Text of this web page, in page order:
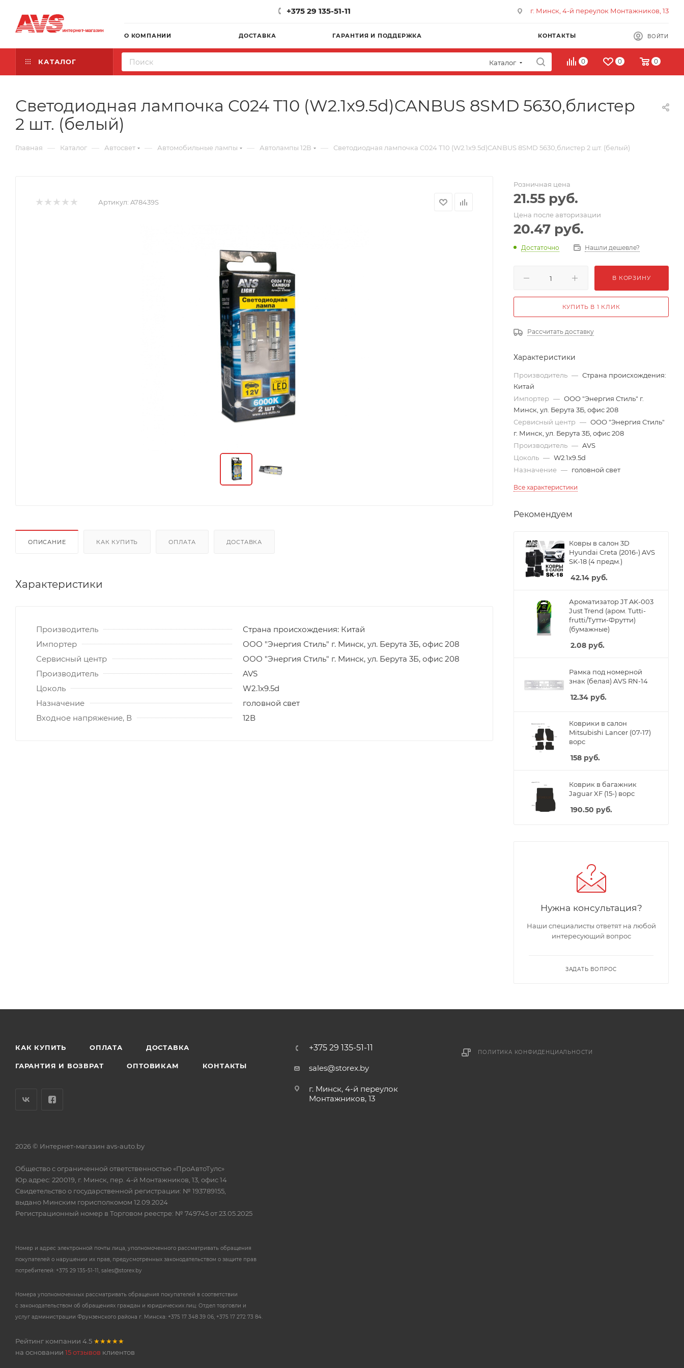
+375 29 135-51-11 г. Минск, 4-й переулок Монтажников, 13
О КОМПАНИИ ДОСТАВКА ГАРАНТИЯ И ПОДДЕРЖКА КОНТАКТЫ ВОЙТИ
КАТАЛОГ Каталог 0 0 0
Светодиодная лампочка C024 T10 (W2.1x9.5d)CANBUS 8SMD 5630,блистер
2 шт. (белый)
Главная — Каталог — Автосвет — Автомобильные лампы — Автолампы 12В — Светодиодная лампочка C024 T10 (W2.1x9.5d)CANBUS 8SMD 5630,блистер 2 шт. (белый)
Артикул: A78439S
ОПИСАНИЕ КАК КУПИТЬ ОПЛАТА ДОСТАВКА
Характеристики
Производитель
Страна происхождения: Китай
Импортер
ООО "Энергия Стиль" г. Минск, ул. Берута 3Б, офис 208
Сервисный центр
ООО "Энергия Стиль" г. Минск, ул. Берута 3Б, офис 208
Производитель
AVS
Цоколь
W2.1x9.5d
Назначение
головной свет
Входное напряжение, В
12В
Розничная цена
21.55 руб.
Цена после авторизации
20.47 руб.
Достаточно Нашли дешевле?
В КОРЗИНУ
КУПИТЬ В 1 КЛИК
Рассчитать доставку
Характеристики
Производитель — Страна происхождения:
Китай
Импортер — ООО "Энергия Стиль" г.
Минск, ул. Берута 3Б, офис 208
Сервисный центр — ООО "Энергия Стиль"
г. Минск, ул. Берута 3Б, офис 208
Производитель — AVS
Цоколь — W2.1x9.5d
Назначение — головной свет
Все характеристики
Рекомендуем
Ковры в салон 3D
Hyundai Creta (2016-) AVS
SK-18 (4 предм.)
42.14 руб.
Ароматизатор JT AK-003
Just Trend (аром. Tutti-
frutti/Тутти-Фрутти)
(бумажные)
2.08 руб.
Рамка под номерной
знак (белая) AVS RN-14
12.34 руб.
Коврики в салон
Mitsubishi Lancer (07-17)
ворс
158 руб.
Коврик в багажник
Jaguar XF (15-) ворс
190.50 руб.
Нужна консультация?
Наши специалисты ответят на любой
интересующий вопрос
ЗАДАТЬ ВОПРОС
КАК КУПИТЬ ОПЛАТА ДОСТАВКА
ГАРАНТИЯ И ВОЗВРАТ ОПТОВИКАМ КОНТАКТЫ
+375 29 135-51-11
sales@storex.by
г. Минск, 4-й переулок
Монтажников, 13
ПОЛИТИКА КОНФИДЕНЦИАЛЬНОСТИ
2026 © Интернет-магазин avs-auto.by
Общество с ограниченной ответственностью «ПроАвтоТулс»
Юр.адрес: 220019, г. Минск, пер. 4-й Монтажников, 13, офис 14
Свидетельство о государственной регистрации: № 193789155,
выдано Минским горисполкомом 12.09.2024
Регистрационный номер в Торговом реестре: № 749745 от 23.05.2025
Номер и адрес электронной почты лица, уполномоченного рассматривать обращения
покупателей о нарушении их прав, предусмотренных законодательством о защите прав
потребителей: +375 29 135-51-11, sales@storex.by
Номера уполномоченных рассматривать обращения покупателей в соответствии
с законодательством об обращениях граждан и юридических лиц: Отдел торговли и
услуг администрации Фрунзенского района г. Минска: +375 17 348 39 06, +375 17 272 73 84.
Рейтинг компании 4.5 ★★★★★
на основании 15 отзывов клиентов